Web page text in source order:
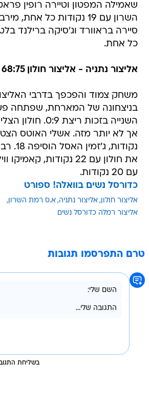
שאמילה המפטון וטיירה רופין
כל אחת.
אליצור נתניה - אליצור חולון 68:75
משחק צמוד והפכפך בדרבי
בניצחונה של המארחת, שפתחה
השנייה בזכות ריצת
נקודות,
את חולון עם 22 נקודות,
עם 20 נקודות.
כדורסל נשים בוואלה! ספורט
אליצור חולון אליצור נתניה א.ס רמת השרון
אליצור רמלה כדורסל נשים
טרם התפרסמו תגובות
בשליחת